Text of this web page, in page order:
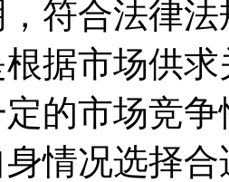
符合法律
据市场供
的市场竞
情况选择